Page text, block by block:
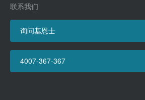
联系我们
询问基恩士
4007-367-367